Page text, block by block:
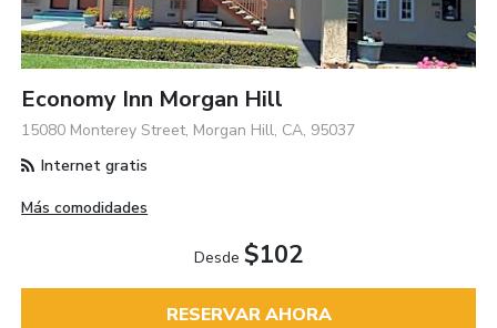
Economy Inn Morgan Hill
15080 Monterey Street, Morgan Hill, CA, 95037
Internet gratis
Más comodidades
Desde $102
RESERVAR AHORA